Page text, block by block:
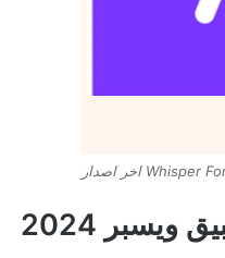
نبذة مختصرة عن تطبيق ويسبر 2024